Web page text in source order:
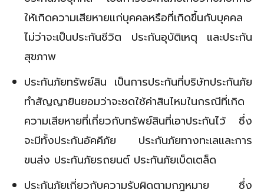
ให้เกิดความเสียหายแก่บุคคลหรือที่เกิดขึ้นกับบุคคล
ไม่ว่าจะเป็นประกันชีวิต ประกันอุบัติเหตุ และประกัน
สุขภาพ
ประกันภัยทรัพย์สิน เป็นการประกันที่บริษัทประกันภัย
ทำสัญญายินยอมว่าจะชดใช้ค่าสินไหมในกรณีที่เกิด
ความเสียหายที่เกี่ยวกับทรัพย์สินที่เอาประกันไว้ ซึ่ง
จะมีทั้งประกันอัคคีภัย ประกันภัยทางทะเลและการ
ขนส่ง ประกันภัยรถยนต์ ประกันภัยเบ็ดเตล็ด
ประกันภัยเกี่ยวกับความรับผิดตามกฎหมาย ซึ่ง